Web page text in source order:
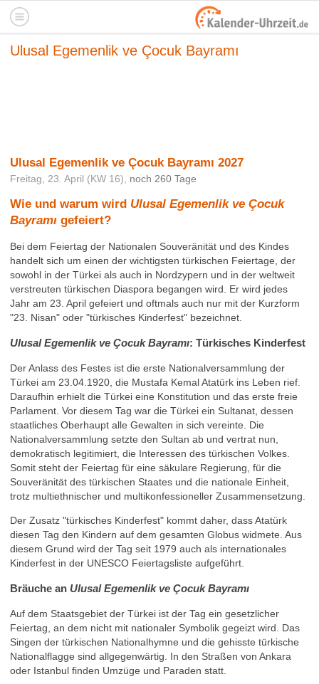
Ulusal Egemenlik ve Çocuk Bayramı
Ulusal Egemenlik ve Çocuk Bayramı 2027
Freitag, 23. April (KW 16), noch 260 Tage
Wie und warum wird Ulusal Egemenlik ve Çocuk
Bayramı gefeiert?
Bei dem Feiertag der Nationalen Souveränität und des Kindes
handelt sich um einen der wichtigsten türkischen Feiertage, der
sowohl in der Türkei als auch in Nordzypern und in der weltweit
verstreuten türkischen Diaspora begangen wird. Er wird jedes
Jahr am 23. April gefeiert und oftmals auch nur mit der Kurzform
"23. Nisan" oder "türkisches Kinderfest" bezeichnet.
Ulusal Egemenlik ve Çocuk Bayramı: Türkisches Kinderfest
Der Anlass des Festes ist die erste Nationalversammlung der
Türkei am 23.04.1920, die Mustafa Kemal Atatürk ins Leben rief.
Daraufhin erhielt die Türkei eine Konstitution und das erste freie
Parlament. Vor diesem Tag war die Türkei ein Sultanat, dessen
staatliches Oberhaupt alle Gewalten in sich vereinte. Die
Nationalversammlung setzte den Sultan ab und vertrat nun,
demokratisch legitimiert, die Interessen des türkischen Volkes.
Somit steht der Feiertag für eine säkulare Regierung, für die
Souveränität des türkischen Staates und die nationale Einheit,
trotz multiethnischer und multikonfessioneller Zusammensetzung.
Der Zusatz "türkisches Kinderfest" kommt daher, dass Atatürk
diesen Tag den Kindern auf dem gesamten Globus widmete. Aus
diesem Grund wird der Tag seit 1979 auch als internationales
Kinderfest in der UNESCO Feiertagsliste aufgeführt.
Bräuche an Ulusal Egemenlik ve Çocuk Bayramı
Auf dem Staatsgebiet der Türkei ist der Tag ein gesetzlicher
Feiertag, an dem nicht mit nationaler Symbolik gegeizt wird. Das
Singen der türkischen Nationalhymne und die gehisste türkische
Nationalflagge sind allgegenwärtig. In den Straßen von Ankara
oder Istanbul finden Umzüge und Paraden statt.